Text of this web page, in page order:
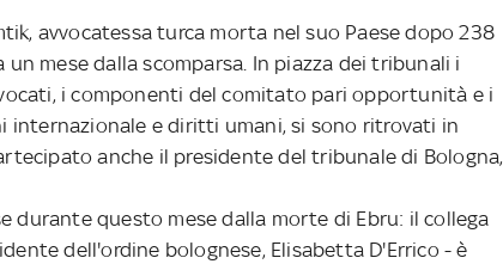
avvocatessa turca morta nel suo Paese dopo 238
mese dalla scomparsa. In piazza dei tribunali i
i componenti del comitato pari opportunità e i
internazionale e diritti umani, si sono ritrovati in
anche il presidente del tribunale di Bologna,
durante questo mese dalla morte di Ebru: il collega
dell'ordine bolognese, Elisabetta D'Errico - è